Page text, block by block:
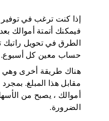
إذا كنت ترغب في توفير
فيمكنك أتمتة أموالك
الطرق في تحويل راتبك
حساب معين كل أسبوع.
هناك طريقة أخرى وهي
مقابل هذا المبلغ.
أموالك ، يصبح من
الضرورة.